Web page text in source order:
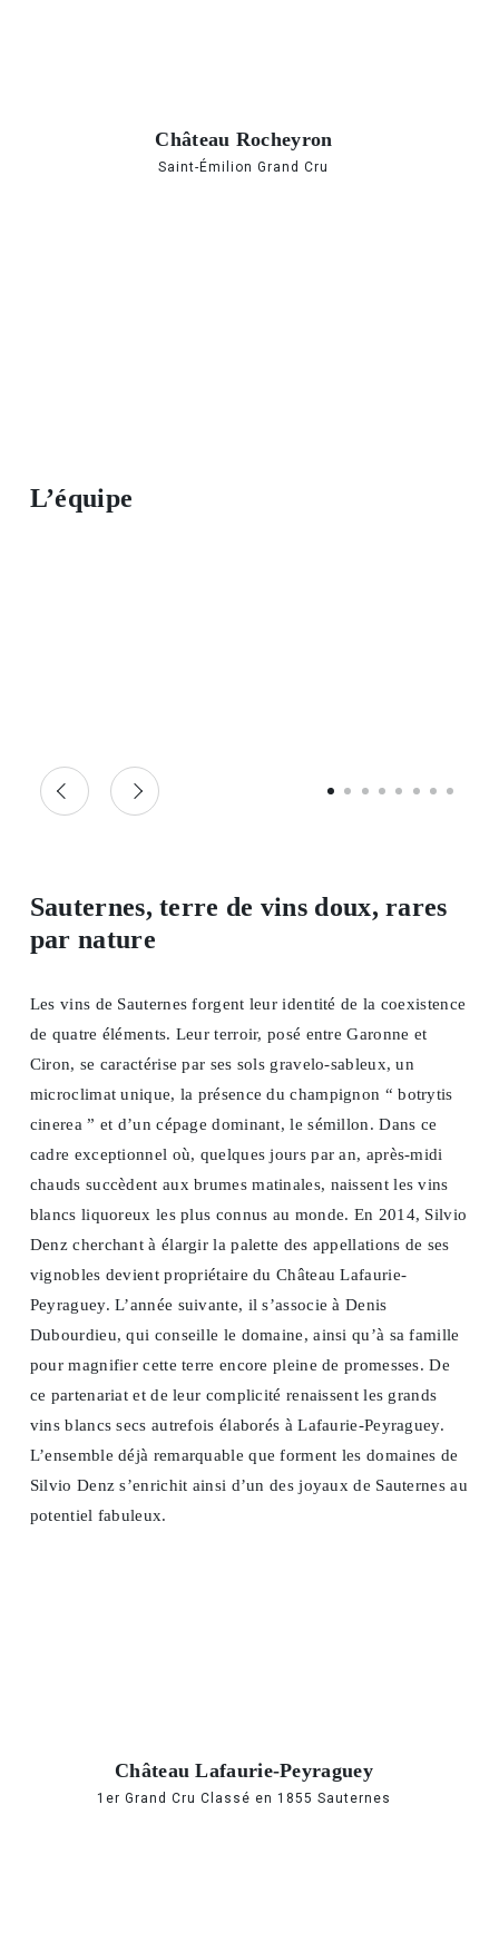
Château Rocheyron
Saint-Émilion Grand Cru
L’équipe
Sauternes, terre de vins doux, rares
par nature
Les vins de Sauternes forgent leur identité de la coexistence
de quatre éléments. Leur terroir, posé entre Garonne et
Ciron, se caractérise par ses sols gravelo-sableux, un
microclimat unique, la présence du champignon “ botrytis
cinerea ” et d’un cépage dominant, le sémillon. Dans ce
cadre exceptionnel où, quelques jours par an, après-midi
chauds succèdent aux brumes matinales, naissent les vins
blancs liquoreux les plus connus au monde. En 2014, Silvio
Denz cherchant à élargir la palette des appellations de ses
vignobles devient propriétaire du Château Lafaurie-
Peyraguey. L’année suivante, il s’associe à Denis
Dubourdieu, qui conseille le domaine, ainsi qu’à sa famille
pour magnifier cette terre encore pleine de promesses. De
ce partenariat et de leur complicité renaissent les grands
vins blancs secs autrefois élaborés à Lafaurie-Peyraguey.
L’ensemble déjà remarquable que forment les domaines de
Silvio Denz s’enrichit ainsi d’un des joyaux de Sauternes au
potentiel fabuleux.
Château Lafaurie-Peyraguey
1er Grand Cru Classé en 1855 Sauternes